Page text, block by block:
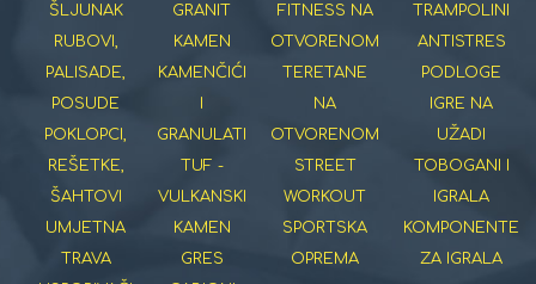
ŠLJUNAK
RUBOVI,
PALISADE,
POSUDE
POKLOPCI,
REŠETKE,
ŠAHTOVI
UMJETNA
TRAVA
GRANIT
KAMEN
KAMENČIĆI
I
GRANULATI
TUF -
VULKANSKI
KAMEN
GRES
FITNESS NA
OTVORENOM
TERETANE
NA
OTVORENOM
STREET
WORKOUT
SPORTSKA
OPREMA
TRAMPOLINI
ANTISTRES
PODLOGE
IGRE NA
UŽADI
TOBOGANI I
IGRALA
KOMPONENTE
ZA IGRALA